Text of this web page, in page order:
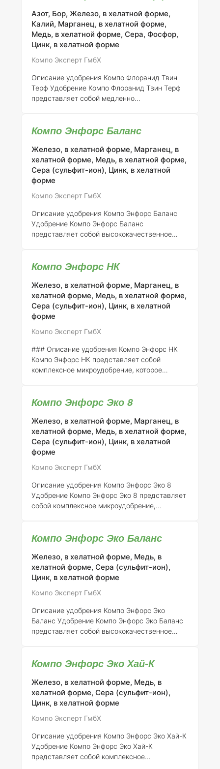
высвобождающееся удобрение отличается
высокой растворимостью и характеризуется
мелкогранулированной формой, что позволяет
ему равномерно распределяться по
поверхности и эффективно усваиваться
инновационную технологию двойного азота (IS
Азот, Бор, Железо, в хелатной форме,
Калий, Марганец, в хелатной форме,
Медь, в хелатной форме, Сера, Фосфор,
Цинк, в хелатной форме
Компо Эксперт ГмбХ
Описание удобрения Компо Флоранид Твин
Терф
представляет собой медленно
ISODUR® и CROTODUR®, что делает его
высококачественных спортивных и
развлекательных газонов, а также
общественных зеленых насаждений.
Благодаря использованию двойного азота,
данное удобрение обеспечивает надежное
медленное высвобождение питательных
веществ на протяжении нескольких месяцев,
что способствует оптимальному росту
корневой системы и
Компо Энфорс Баланс
Железо, в хелатной форме, Марганец, в
хелатной форме, Медь, в хелатной форме,
Сера (сульфит-ион), Цинк, в хелатной
форме
Компо Эксперт ГмбХ
Описание удобрения Компо Энфорс Баланс
Удобрение Компо Энфорс Баланс
представляет собой высококачественное
развития различных сельскохозяйственных и
оптимальный набор микроэлементов, что
позволяет эффективно восполнять недостаток
питательных веществ в почве и поддерживать
здоровье растений.
Компо Энфорс Баланс
Энфорс Баланс рекомендуется применять в
следующих культурах: | Культура
Компо Энфорс НК
Железо, в хелатной форме, Марганец, в
хелатной форме, Медь, в хелатной форме,
Сера (сульфит-ион), Цинк, в хелатной
форме
Компо Эксперт ГмбХ
### Описание удобрения Компо Энфорс НК
Компо Энфорс НК представляет собой
комплексное микроудобрение, которое
удобрение обеспечивает растения
способствуя улучшению их общего состояния
и повышению устойчивости к
неблагоприятным условиям. ####
Применение удобрения Компо Энфорс НК |
Культура | Доза применения | Время и
особенности применения | |---------------------
------------|------------------------------|----------
-------------------------------------
Компо Энфорс Эко 8
Железо, в хелатной форме, Марганец, в
хелатной форме, Медь, в хелатной форме,
Сера (сульфит-ион), Цинк, в хелатной
форме
Компо Эксперт ГмбХ
Описание удобрения Компо Энфорс Эко 8
Удобрение Компо Энфорс Эко 8 представляет
собой комплексное микроудобрение,
их устойчивости к неблагоприятным
сбалансированный набор микроэлементов,
который способствует оптимальному росту и
развитию культур. Применение удобрения
Компо Энфорс Эко 8
применять для различных культур, включая
газонные травы и декоративные растения,
такие как деревья и кустарники. Р
Компо Энфорс Эко Баланс
Железо, в хелатной форме, Медь, в
хелатной форме, Сера (сульфит-ион),
Цинк, в хелатной форме
Компо Эксперт ГмбХ
Описание удобрения Компо Энфорс Эко
Баланс
представляет собой высококачественное
растений. Оно содержит оптимально
что делает его идеальным для разнообразных
видов растений, включая газонные травы и
декоративные культуры.Применение
удобрения Компо Энфорс Эко Баланс
достижения наилучших результатов
рекомендуется следовать установленным
нормам применения: 1.Газонные т
Компо Энфорс Эко Хай-К
Железо, в хелатной форме, Медь, в
хелатной форме, Сера (сульфит-ион),
Цинк, в хелатной форме
Компо Эксперт ГмбХ
Описание удобрения Компо Энфорс Эко Хай-К
Удобрение Компо Энфорс Эко Хай-К
представляет собой комплексное